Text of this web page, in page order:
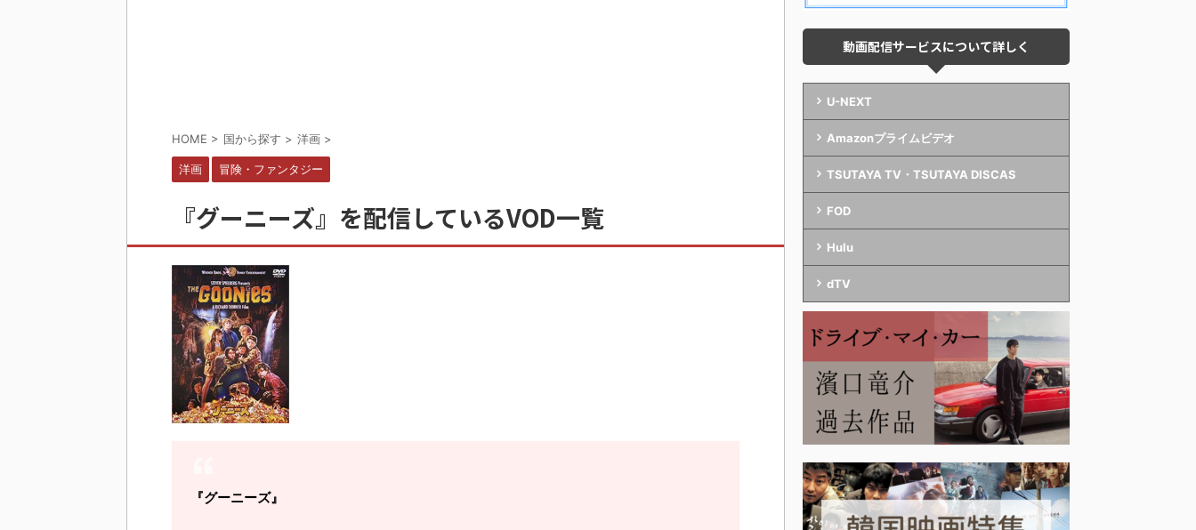
HOME > 国から探す > 洋画 >
洋画 冒険・ファンタジー
『グーニーズ』を配信しているVOD一覧
『グーニーズ』
動画配信サービスについて詳しく
U-NEXT
Amazonプライムビデオ
TSUTAYA TV・TSUTAYA DISCAS
FOD
Hulu
dTV